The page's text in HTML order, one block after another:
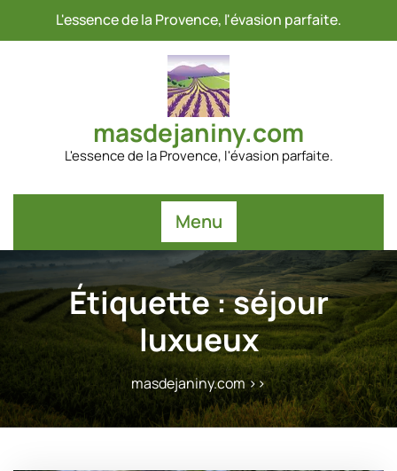
L'essence de la Provence, l'évasion parfaite.
masdejaniny.com
L'essence de la Provence, l'évasion parfaite.
Menu
Étiquette :séjour
luxueux
masdejaniny.com>>